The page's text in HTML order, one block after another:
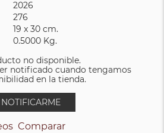
2026
276
19 x 30 cm.
0.5000 Kg.
no disponible.
notificado cuando tengamos
en la tienda.
NOTIFICARME
Comparar